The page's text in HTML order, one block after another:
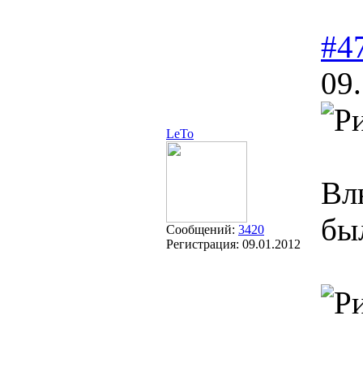
LeTo
Сообщений: 3420
Регистрация: 09.01.2012